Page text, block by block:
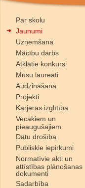
Par skolu
Jaunumi
Uzņemšana
Mācību darbs
Atklātie konkursi
Mūsu laureāti
Audzināšana
Projekti
Karjeras izglītība
Vecākiem un
pieaugušajiem
Datu drošība
Publiskie iepirkumi
Normatīvie akti un
attīstības plānošanas
dokumenti
Sadarbība